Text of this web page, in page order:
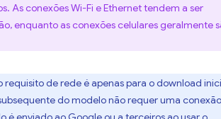
As conexões Wi-Fi e Ethernet tendem a ser
enquanto as conexões celulares geralmente
requisito de rede é apenas para o download
do modelo não requer uma